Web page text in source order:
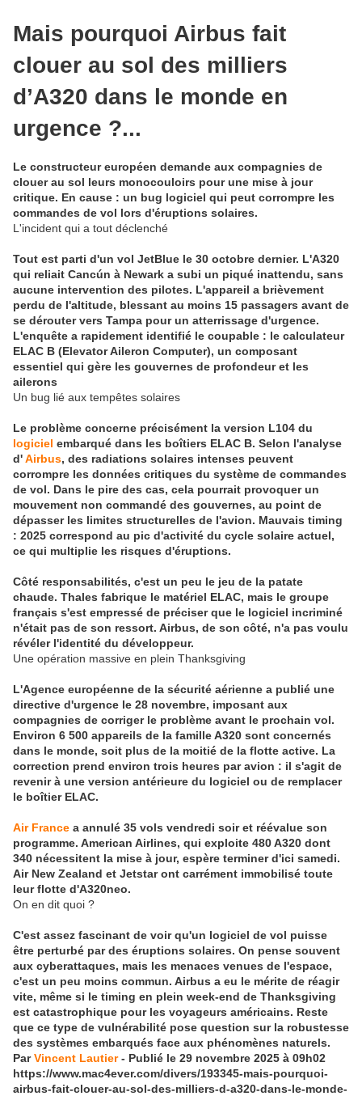
Mais pourquoi Airbus fait
clouer au sol des milliers
d’A320 dans le monde en
urgence ?...
Le constructeur européen demande aux compagnies de
clouer au sol leurs monocouloirs pour une mise à jour
critique. En cause : un bug logiciel qui peut corrompre les
commandes de vol lors d'éruptions solaires.
L'incident qui a tout déclenché
Tout est parti d'un vol JetBlue le 30 octobre dernier. L'A320
qui reliait Cancún à Newark a subi un piqué inattendu, sans
aucune intervention des pilotes. L'appareil a brièvement
perdu de l'altitude, blessant au moins 15 passagers avant de
se dérouter vers Tampa pour un atterrissage d'urgence.
L'enquête a rapidement identifié le coupable : le calculateur
ELAC B (Elevator Aileron Computer), un composant
essentiel qui gère les gouvernes de profondeur et les
ailerons
Un bug lié aux tempêtes solaires
Le problème concerne précisément la version L104 du
logiciel embarqué dans les boîtiers ELAC B. Selon l'analyse
d'Airbus, des radiations solaires intenses peuvent
corrompre les données critiques du système de commandes
de vol. Dans le pire des cas, cela pourrait provoquer un
mouvement non commandé des gouvernes, au point de
dépasser les limites structurelles de l'avion. Mauvais timing
: 2025 correspond au pic d'activité du cycle solaire actuel,
ce qui multiplie les risques d'éruptions.
Côté responsabilités, c'est un peu le jeu de la patate
chaude. Thales fabrique le matériel ELAC, mais le groupe
français s'est empressé de préciser que le logiciel incriminé
n'était pas de son ressort. Airbus, de son côté, n'a pas voulu
révéler l'identité du développeur.
Une opération massive en plein Thanksgiving
L'Agence européenne de la sécurité aérienne a publié une
directive d'urgence le 28 novembre, imposant aux
compagnies de corriger le problème avant le prochain vol.
Environ 6 500 appareils de la famille A320 sont concernés
dans le monde, soit plus de la moitié de la flotte active. La
correction prend environ trois heures par avion : il s'agit de
revenir à une version antérieure du logiciel ou de remplacer
le boîtier ELAC.
Air France a annulé 35 vols vendredi soir et réévalue son
programme. American Airlines, qui exploite 480 A320 dont
340 nécessitent la mise à jour, espère terminer d'ici samedi.
Air New Zealand et Jetstar ont carrément immobilisé toute
leur flotte d'A320neo.
On en dit quoi ?
C'est assez fascinant de voir qu'un logiciel de vol puisse
être perturbé par des éruptions solaires. On pense souvent
aux cyberattaques, mais les menaces venues de l'espace,
c'est un peu moins commun. Airbus a eu le mérite de réagir
vite, même si le timing en plein week-end de Thanksgiving
est catastrophique pour les voyageurs américains. Reste
que ce type de vulnérabilité pose question sur la robustesse
des systèmes embarqués face aux phénomènes naturels.
ParVincent Lautier- Publié le 29 novembre 2025 à 09h02
https://www.mac4ever.com/divers/193345-mais-pourquoi-
airbus-fait-clouer-au-sol-des-milliers-d-a320-dans-le-monde-